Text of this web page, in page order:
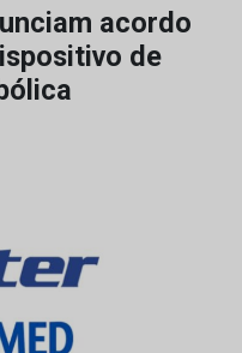
acordo
de